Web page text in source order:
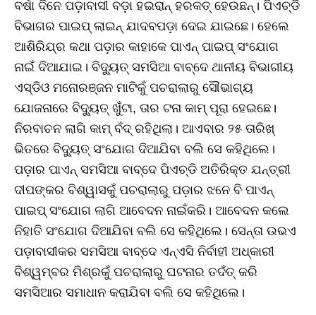
ବର୍ଷା ଦିନେ ପଡ଼ାବାସୀ ବଡ଼ା ହଇରାନ୍‌ ହରକତ୍‌ ହେଉଛନ୍‌। ପିଏଚ୍‌ଡି
ବିଭାଗର ପାଇପ୍‌ ଲାଇନ୍‌ ଯାଦବପଡ଼ା ଦେଇ ଯାଇଛେ। ହେଲେ
ଆଶିରିଯ୍‌ର କଥା ପଡ଼ାର କାହାକେ ପାଏନ୍‌ ପାଇପ୍‌ ସଂଯୋଗ
ନାଇଁ ଦିଆଯାଇ। ବିଦ୍ୟୁତ୍‌ ସମସିଆ ବାବ୍‌ଦେ ଥାନୀୟ ବିଭାଗୀୟ
ଏସ୍‌ଡିଓ ମନୋରଞ୍ଜନ ମାଟିକୁଁ ପଚରାଲାରୁ ସୌଭାଗ୍ୟ
ଯୋଜନାରେ ବିଦ୍ୟୁତ୍‌ ଖୁଁଟା, ତାର ଟନା କାମ୍‌ ପୂରା ହେଇଛେ।
ନିରବାଚନ ଲାଗି କାମ୍‌ ବଁଦ୍‌ ରହିଥିଲା। ଆଏବାର ୨୫ ତାରିଖ୍‌
ଭିତରେ ବିଦ୍ୟୁତ୍‌ ସଂଯୋଗ ଦିଆଯିବା ବଲି ସେ କହିଥିଲେ।
ପଡ଼ାର ପାଏନ୍‌ ସମସିଆ ବାବ୍‌ଦେ ପିଏଚ୍‌ଡି ଅତିରିକ୍ତ ଯନ୍ତ୍ରୀ
ଦୀପଙ୍କର ବିଶ୍ୱାସକୁଁ ପଚରାଲାରୁ ପଡ଼ାର ଝନେ ବି ପାଏନ୍‌
ପାଇପ୍‌ ସଂଯୋଗ ଲାଗି ଆବେଦନ ନାଇଁକରି। ଆବେଦନ କଲେ
ନିହାତି ସଂଯୋଗ ଦିଆଯିବା ବଲି ସେ କହିଥିଲେ। ସେନ୍‌ତା ଉଭଏ
ପଡ଼ାବାସୀକର ସମସିଆ ବାବ୍‌ଦେ ଏନ୍‌ଏସି ନିର୍ବାହୀ ଅଧ୍‌କାରୀ
ବିଶ୍ୱମ୍ବର ମିଶ୍ରକୁଁ ପଚରାଲାରୁ ଘଟନାର ତଦଁତ୍‌ କରି
ସମସିଆର ସମାଧାନ କରାଯିବା ବଲି ସେ କହିଥିଲେ।